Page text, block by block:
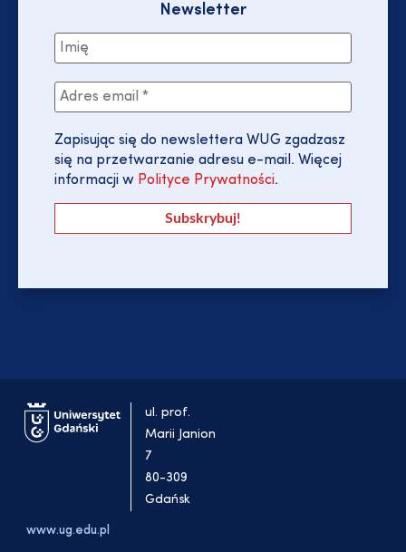
Newsletter
Zapisując się do newslettera WUG zgadzasz
się na przetwarzanie adresu e-mail. Więcej
informacji w Polityce Prywatności.
ul. prof.
Marii Janion
7
80-309
Gdańsk
www.ug.edu.pl